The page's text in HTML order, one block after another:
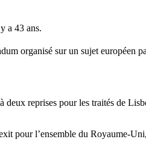
a 43 ans.
organisé sur un sujet européen
reprises pour les traités de
pour l’ensemble du Royaume-